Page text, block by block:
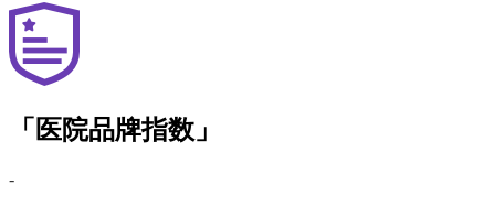
「医院品牌指数」
-